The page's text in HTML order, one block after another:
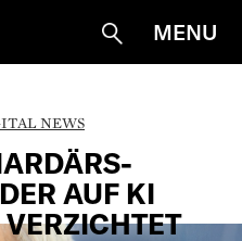
Suche
MENU
NEWS
AUF KI